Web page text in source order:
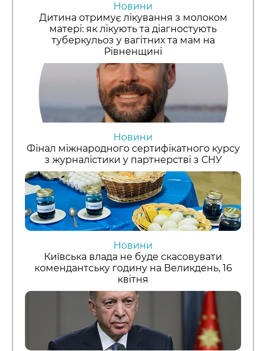
Новини
Дитина отримує лікування з молоком
матері: як лікують та діагностують
туберкульоз у вагітних та мам на
Рівненщині
Новини
Фінал міжнародного сертифікатного курсу
з журналістики у партнерстві з СНУ
Новини
Київська влада не буде скасовувати
комендантську годину на Великдень, 16
квітня